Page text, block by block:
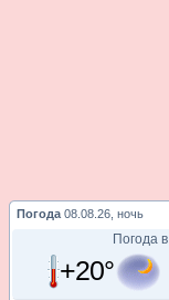
Погода 08.08.26, ночь
Погода в
+20°